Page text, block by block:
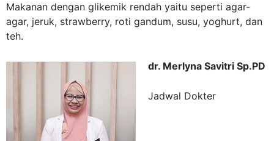
Makanan dengan glikemik rendah yaitu seperti agar-
agar, jeruk, strawberry, roti gandum, susu, yoghurt, dan
teh.
dr. Merlyna Savitri Sp.PD
Jadwal Dokter